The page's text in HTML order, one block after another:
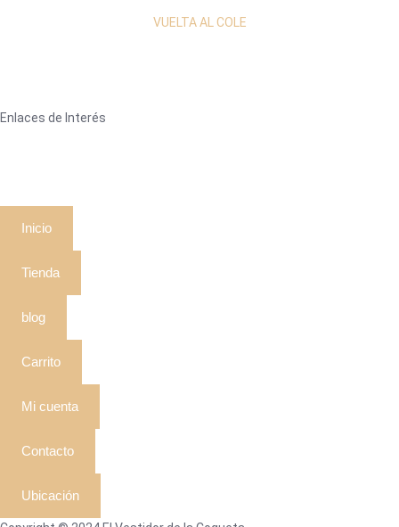
VUELTA AL COLE
Enlaces de Interés
Inicio
Tienda
blog
Carrito
Mi cuenta
Contacto
Ubicación